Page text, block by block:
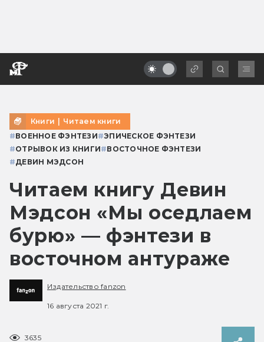
Книги | Читаем книги
#ВОЕННОЕ ФЭНТЕЗИ#ЭПИЧЕСКОЕ ФЭНТЕЗИ
#ОТРЫВОК ИЗ КНИГИ#ВОСТОЧНОЕ ФЭНТЕЗИ
#ДЕВИН МЭДСОН
Читаем книгу Девин
Мэдсон «Мы оседлаем
бурю» — фэнтези в
восточном антураже
Издательство fanzon
16 августа 2021 г.
3635